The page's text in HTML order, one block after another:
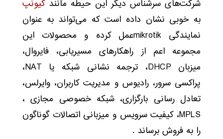
شرکت‌های سرشناس دیگر این حیطه مانندکیونپ
به خوبی نشان داده است که می‌تواند به عنوان
نمایندگی mikrotikعمل کرده و محصولات این
مجموعه اعم از راهکارهای مسیریابی، فایروال،
میزبان DHCP، ترجمه نشانی شبکه یا NAT،
پراکسی سرور، رادیوس و مدیریت کاربران، وایرلس،
تعادل رسانی بارگزاری، شبکه خصوصی مجازی ،
MPLS، کیفیت سرویس و میزبانی اتصالات گوناگون
را به فروش برساند .